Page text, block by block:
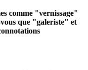
comme "vernissage"
que "galeriste" et